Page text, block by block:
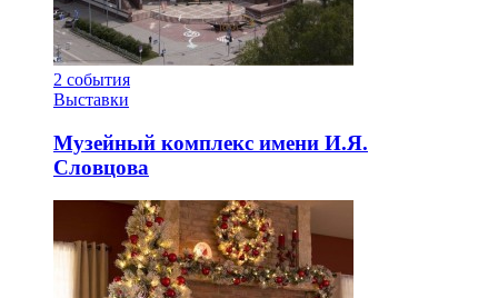
2 события
Выставки
Музейный комплекс имени И.Я.
Словцова